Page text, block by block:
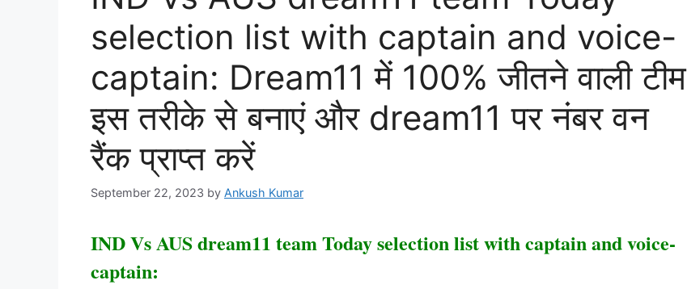
selection list with captain and voice-
captain: Dream11 में 100% जीतने वाली टीम
इस तरीके से बनाएं और dream11 पर नंबर वन
रैंक प्राप्त करें
September 22, 2023 by Ankush Kumar
IND Vs AUS dream11 team Today selection list with captain and voice-
captain: